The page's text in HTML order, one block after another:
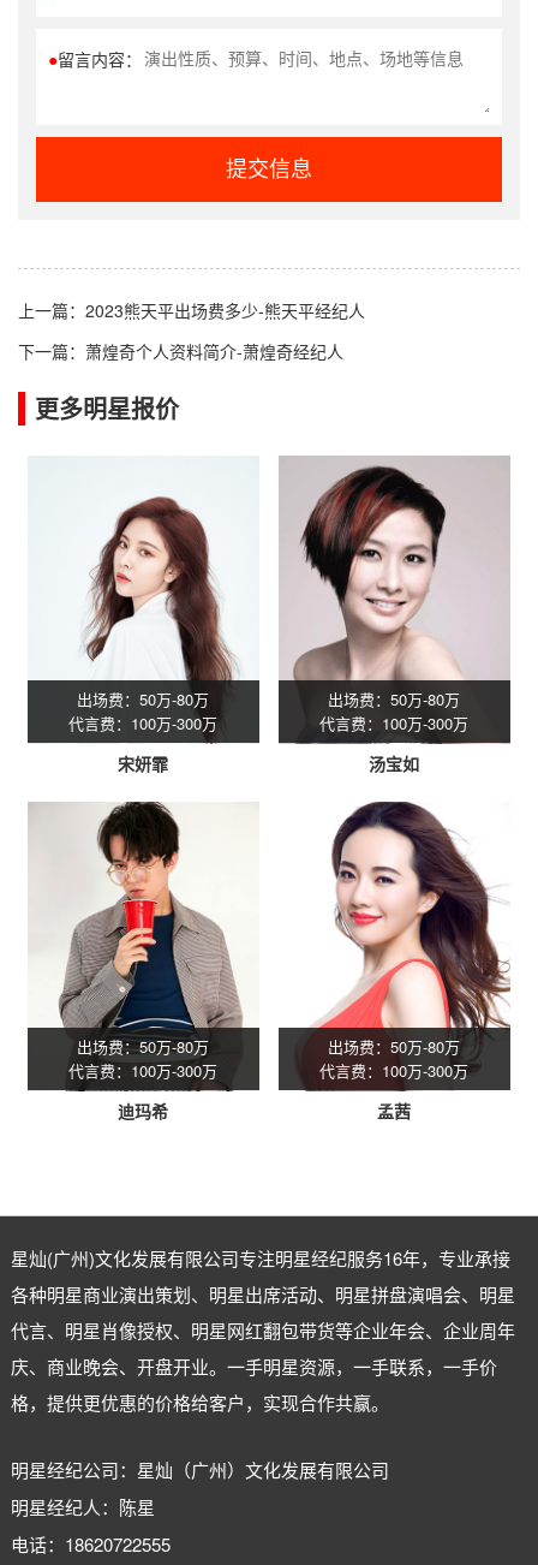
●留言内容：
提交信息
上一篇： 2023熊天平出场费多少-熊天平经纪人
下一篇： 萧煌奇个人资料简介-萧煌奇经纪人
更多明星报价
出场费：50万-80万
代言费：100万-300万
宋妍霏
出场费：50万-80万
代言费：100万-300万
汤宝如
出场费：50万-80万
代言费：100万-300万
迪玛希
出场费：50万-80万
代言费：100万-300万
孟茜
星灿(广州)文化发展有限公司专注明星经纪服务16年，专业承接
各种明星商业演出策划、明星出席活动、明星拼盘演唱会、明星
代言、明星肖像授权、明星网红翻包带货等企业年会、企业周年
庆、商业晚会、开盘开业。一手明星资源，一手联系，一手价
格，提供更优惠的价格给客户，实现合作共赢。
明星经纪公司：星灿（广州）文化发展有限公司
明星经纪人：陈星
电话：18620722555